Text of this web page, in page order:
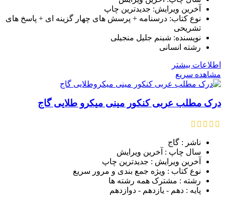
آخرین ویرایش: جدیدترین چاپ
نوع کتاب: درسنامه + پرسش های چهار گزینه ای + پاسخ های
تشریحی
نویسنده: شبنم جلیل منجیلی
رشته انسانی
اطلاعات بیشتر
مشاهده سریع
درک مطلب عربی کنکور مینی میکرو طلایی گاج
ناشر : گاج
سال چاپ : آخرین ویرایش
آخرین ویرایش : جدیدترین چاپ
نوع کتاب : ویژه جمع بندی و مرور سریع
رشته : مشترک همه رشته ها
پایه : دهم - یازدهم - دوازدهم